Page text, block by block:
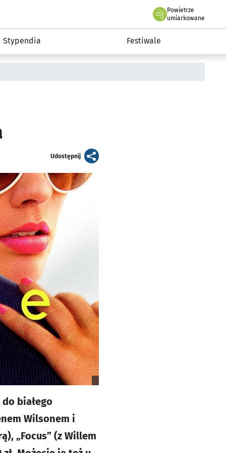
Powietrze
we Wrocławiu
umiarkowane
Stypendia Festiwale
Udostępnijartykuł
białego
Wilsonem i
„Focus” (z Willem